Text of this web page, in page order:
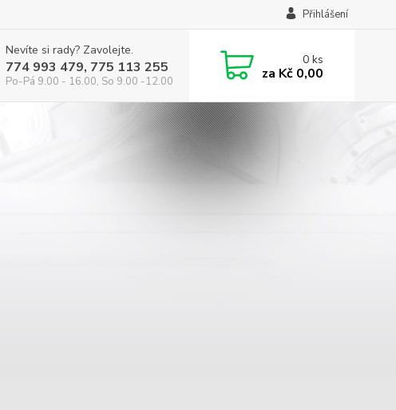
Přihlášení
Nevíte si rady? Zavolejte.
774 993 479, 775 113 255
Po-Pá 9.00 - 16.00, So 9.00 -12.00
0ks
za Kč 0,00